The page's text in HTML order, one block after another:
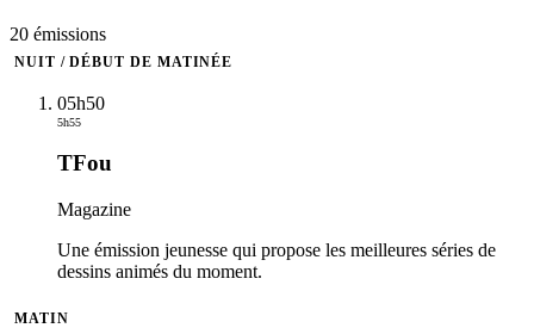
20 émissions
NUIT / DÉBUT DE MATINÉE
05h50
5h55
TFou
Magazine
Une émission jeunesse qui propose les meilleures séries de
dessins animés du moment.
MATIN